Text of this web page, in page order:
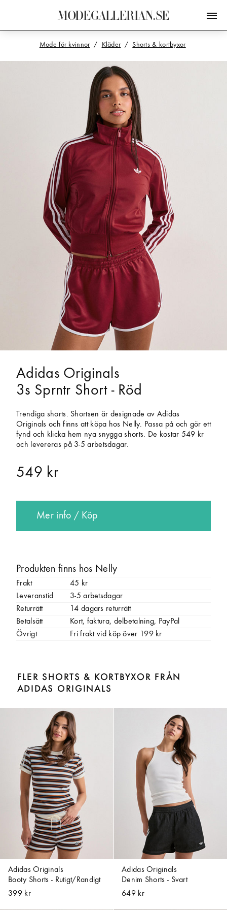
MODEGALLERIAN.SE
Mode för kvinnor Kläder Shorts & kortbyxor
Adidas Originals
3s Sprntr Short - Röd
Trendiga shorts. Shortsen är designade av Adidas
Originals och finns att köpa hos Nelly. Passa på och gör ett
fynd och klicka hem nya snygga shorts. De kostar 549 kr
och levereras på 3-5 arbetsdagar.
549 kr
Mer info / Köp
Produkten finns hos Nelly
Frakt
45 kr
Leveranstid
3-5 arbetsdagar
Returrätt
14 dagars returrätt
Betalsätt
Kort, faktura, delbetalning, PayPal
Övrigt
Fri frakt vid köp över 199 kr
FLER SHORTS & KORTBYXOR FRÅN
ADIDAS ORIGINALS
Adidas Originals
Booty Shorts - Rutigt/Randigt
399 kr
Adidas Originals
Denim Shorts - Svart
649 kr